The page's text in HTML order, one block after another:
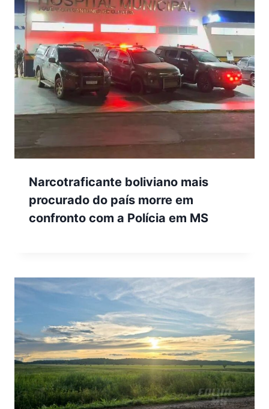
Narcotraficante boliviano mais
procurado do país morre em
confronto com a Polícia em MS